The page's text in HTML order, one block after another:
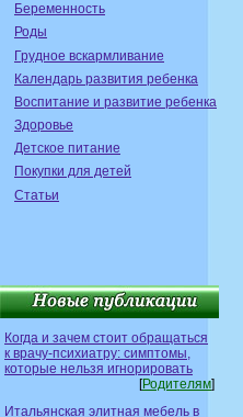
Беременность
Роды
Грудное вскармливание
Календарь развития ребенка
Воспитание и развитие ребенка
Здоровье
Детское питание
Покупки для детей
Статьи
Когда и зачем стоит обращаться
к врачу-психиатру: симптомы,
которые нельзя игнорировать
[Родителям]
Итальянская элитная мебель в